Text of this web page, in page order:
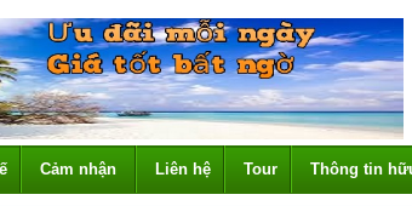
Cảm nhận Liên hệ Tour Thông tin